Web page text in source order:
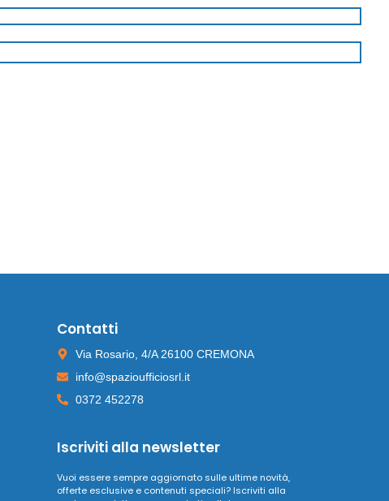
Contatti
Via Rosario, 4/A 26100 CREMONA
info@spazioufficiosrl.it
0372 452278
Iscriviti alla newsletter
Vuoi essere sempre aggiornato sulle ultime novità,
offerte esclusive e contenuti speciali? Iscriviti alla